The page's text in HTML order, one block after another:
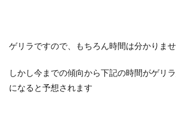
ゲリラですので、もちろん時間は分かりま
しかし今までの傾向から下記の時間がゲリ
になると予想されます